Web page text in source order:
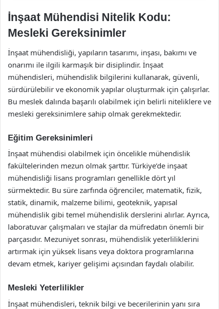
İnşaat Mühendisi Nitelik Kodu:
Mesleki Gereksinimler
İnşaat mühendisliği, yapıların tasarımı, inşası, bakımı ve
onarımı ile ilgili karmaşık bir disiplindir. İnşaat
mühendisleri, mühendislik bilgilerini kullanarak, güvenli,
sürdürülebilir ve ekonomik yapılar oluşturmak için çalışırlar.
Bu meslek dalında başarılı olabilmek için belirli niteliklere ve
mesleki gereksinimlere sahip olmak gerekmektedir.
Eğitim Gereksinimleri
İnşaat mühendisi olabilmek için öncelikle mühendislik
fakültelerinden mezun olmak şarttır. Türkiye’de inşaat
mühendisliği lisans programları genellikle dört yıl
sürmektedir. Bu süre zarfında öğrenciler, matematik, fizik,
statik, dinamik, malzeme bilimi, geoteknik, yapısal
mühendislik gibi temel mühendislik derslerini alırlar. Ayrıca,
laboratuvar çalışmaları ve stajlar da müfredatın önemli bir
parçasıdır. Mezuniyet sonrası, mühendislik yeterliliklerini
artırmak için yüksek lisans veya doktora programlarına
devam etmek, kariyer gelişimi açısından faydalı olabilir.
Mesleki Yeterlilikler
İnşaat mühendisleri, teknik bilgi ve becerilerinin yanı sıra